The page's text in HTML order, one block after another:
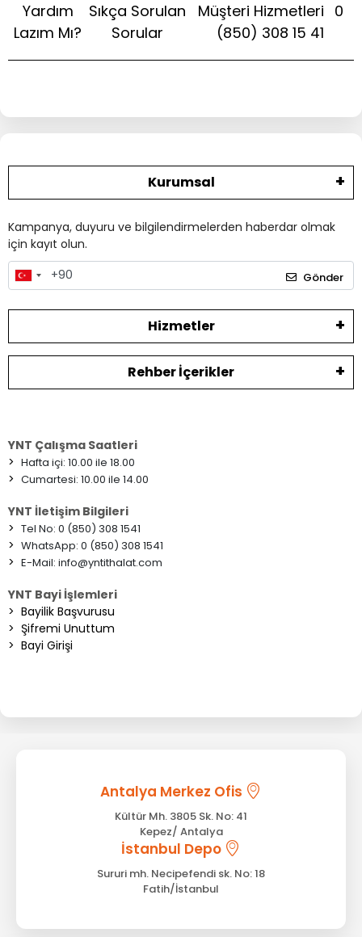
Yardım
Lazım Mı?
Sıkça Sorulan
Sorular
Müşteri Hizmetleri 0
(850) 308 15 41
Kurumsal
Kampanya, duyuru ve bilgilendirmelerden haberdar olmak
için kayıt olun.
Gönder
Hizmetler
Rehber İçerikler
YNT Çalışma Saatleri
> Hafta içi: 10.00 ile 18.00
> Cumartesi: 10.00 ile 14.00
YNT İletişim Bilgileri
> Tel No: 0 (850) 308 1541
> WhatsApp: 0 (850) 308 1541
> E-Mail: info@yntithalat.com
YNT Bayi İşlemleri
> Bayilik Başvurusu
> Şifremi Unuttum
> Bayi Girişi
Antalya Merkez Ofis
Kültür Mh. 3805 Sk. No: 41
Kepez/ Antalya
İstanbul Depo
Sururi mh. Necipefendi sk. No: 18
Fatih/İstanbul